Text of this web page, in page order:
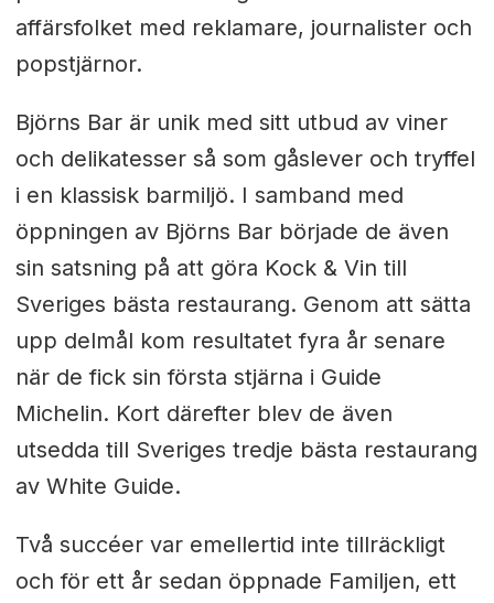
affärsfolket med reklamare, journalister och
popstjärnor.
Björns Bar är unik med sitt utbud av viner
och delikatesser så som gåslever och tryffel
i en klassisk barmiljö. I samband med
öppningen av Björns Bar började de även
sin satsning på att göra Kock & Vin till
Sveriges bästa restaurang. Genom att sätta
upp delmål kom resultatet fyra år senare
när de fick sin första stjärna i Guide
Michelin. Kort därefter blev de även
utsedda till Sveriges tredje bästa restaurang
av White Guide.
Två succéer var emellertid inte tillräckligt
och för ett år sedan öppnade Familjen, ett